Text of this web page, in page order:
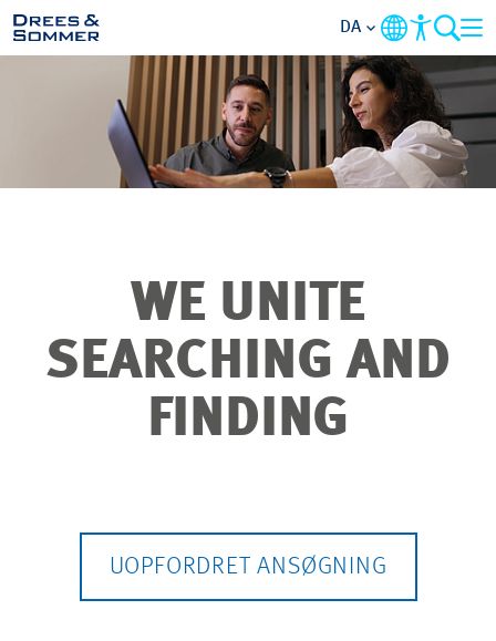
OVERSIGT
OM OS
AKTIVITETSOMRÅDER
STARTNIVEAUER
ALT OM
DA
WE UNITE
SEARCHING AND
FINDING
UOPFORDRET ANSØGNING